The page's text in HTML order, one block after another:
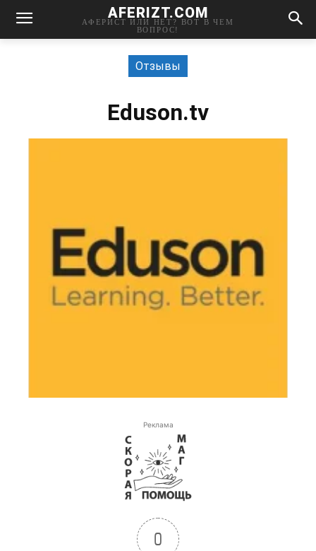
AFERIZT.COM
АФЕРИСТ ИЛИ НЕТ? ВОТ В ЧЕМ
ВОПРОС!
Отзывы
Eduson.tv
Реклама
0